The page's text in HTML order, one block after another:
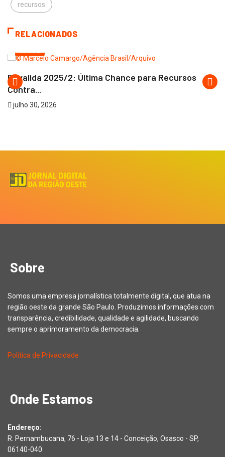
recursos
RELACIONADOS
SAÚDE
Revalida 2025/2: Última Chance para Recursos
Contra...
julho 30, 2026
Sobre
Somos uma empresa jornalística totalmente digital, que atua na
região oeste da grande São Paulo. Produzimos informações com
transparência, credibilidade, qualidade e agilidade, buscando
sempre o aprimoramento da democracia.
Política de Privacidade
Onde Estamos
Endereço:
R. Pernambucana, 76 - Loja 13 e 14 - Conceição, Osasco - SP,
06140-040